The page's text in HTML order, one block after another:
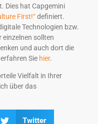
Dies hat Capgemini
First!“definiert.
Technologien bzw.
einzelnen sollten
und auch dort die
Sie hier.
Vielfalt in Ihrer
über das
Twitter